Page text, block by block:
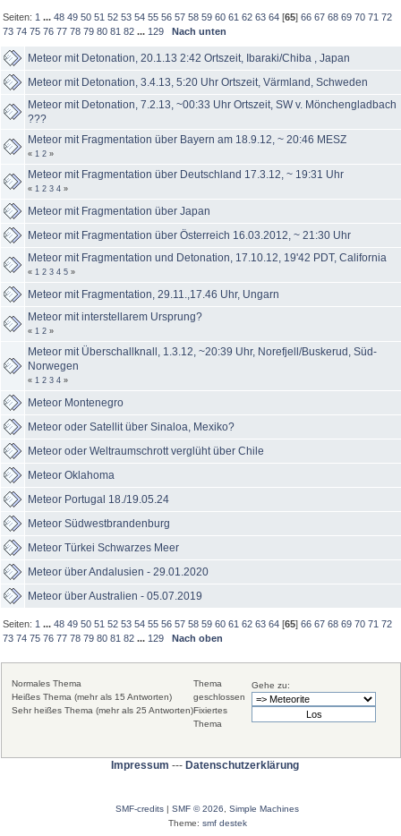
Seiten: 1 ...48 49 50 51 52 53 54 55 56 57 58 59 60 61 62 63 64 [65]66 67 68 69 70 71 72
73 74 75 76 77 78 79 80 81 82 ... 129 Nach unten
Meteor mit Detonation, 20.1.13 2:42 Ortszeit, Ibaraki/Chiba , Japan
Meteor mit Detonation, 3.4.13, 5:20 Uhr Ortszeit, Värmland, Schweden
Meteor mit Detonation, 7.2.13, ~00:33 Uhr Ortszeit, SW v. Mönchengladbach
???
Meteor mit Fragmentation über Bayern am 18.9.12, ~ 20:46 MESZ
« 1 2 »
Meteor mit Fragmentation über Deutschland 17.3.12, ~ 19:31 Uhr
« 1 2 3 4 »
Meteor mit Fragmentation über Japan
Meteor mit Fragmentation über Österreich 16.03.2012, ~ 21:30 Uhr
Meteor mit Fragmentation und Detonation, 17.10.12, 19'42 PDT, California
« 1 2 3 4 5 »
Meteor mit Fragmentation, 29.11.,17.46 Uhr, Ungarn
Meteor mit interstellarem Ursprung?
« 1 2 »
Meteor mit Überschallknall, 1.3.12, ~20:39 Uhr, Norefjell/Buskerud, Süd-
Norwegen
« 1 2 3 4 »
Meteor Montenegro
Meteor oder Satellit über Sinaloa, Mexiko?
Meteor oder Weltraumschrott verglüht über Chile
Meteor Oklahoma
Meteor Portugal 18./19.05.24
Meteor Südwestbrandenburg
Meteor Türkei Schwarzes Meer
Meteor über Andalusien - 29.01.2020
Meteor über Australien - 05.07.2019
Seiten: 1 ...48 49 50 51 52 53 54 55 56 57 58 59 60 61 62 63 64 [65]66 67 68 69 70 71 72
73 74 75 76 77 78 79 80 81 82 ... 129 Nach oben
Gehe zu:
Normales Thema
Heißes Thema (mehr als 15 Antworten)
Sehr heißes Thema (mehr als 25 Antworten)
Thema
geschlossen
Fixiertes
Thema
Impressum --- Datenschutzerklärung
SMF-credits | SMF © 2026
Simple Machines
Theme: smf destek